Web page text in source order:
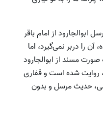
ابو‌الجارود از امام باقر
را دربر نمی‌گیرد، اما
مسند از ابوالجارود
روایت شده است و قفاری
حدیث مرسل و بدون